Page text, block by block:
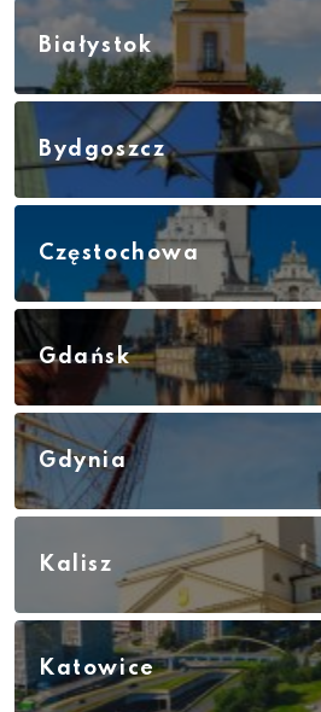
Białystok
Bydgoszcz
Częstochowa
Gdańsk
Gdynia
Kalisz
Katowice